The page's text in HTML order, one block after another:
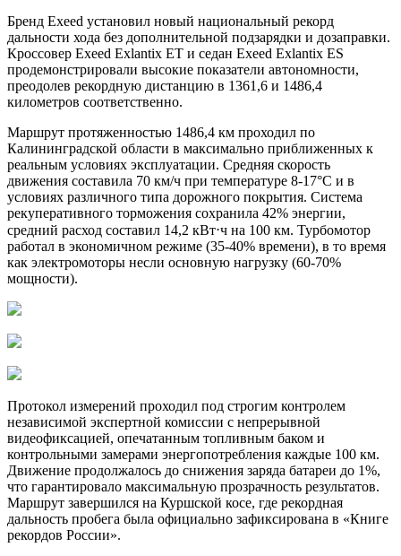
Бренд Exeed установил новый национальный рекорд
дальности хода без дополнительной подзарядки и дозаправки.
Кроссовер Exeed Exlantix ET и седан Exeed Exlantix ES
продемонстрировали высокие показатели автономности,
преодолев рекордную дистанцию в 1361,6 и 1486,4
километров соответственно.
Маршрут протяженностью 1486,4 км проходил по
Калининградской области в максимально приближенных к
реальным условиях эксплуатации. Средняя скорость
движения составила 70 км/ч при температуре 8-17°C и в
условиях различного типа дорожного покрытия. Система
рекуперативного торможения сохранила 42% энергии,
средний расход составил 14,2 кВт⋅ч на 100 км. Турбомотор
работал в экономичном режиме (35-40% времени), в то время
как электромоторы несли основную нагрузку (60-70%
мощности).
Протокол измерений проходил под строгим контролем
независимой экспертной комиссии с непрерывной
видеофиксацией, опечатанным топливным баком и
контрольными замерами энергопотребления каждые 100 км.
Движение продолжалось до снижения заряда батареи до 1%,
что гарантировало максимальную прозрачность результатов.
Маршрут завершился на Куршской косе, где рекордная
дальность пробега была официально зафиксирована в «Книге
рекордов России».